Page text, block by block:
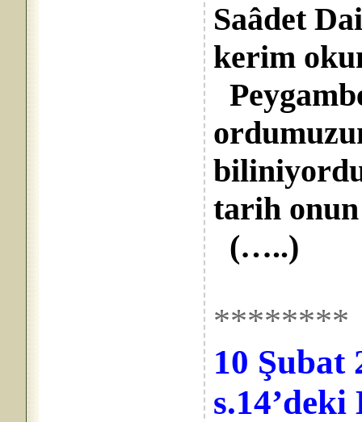
Saâdet
kerim
tarih
(…..)
********
10